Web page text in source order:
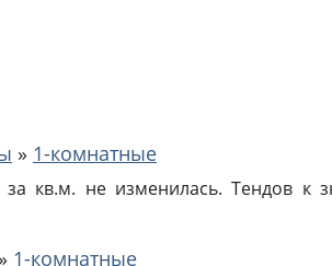
» 1-комнатные
кв.м. не изменилась. Тендов к
» 1-комнатные